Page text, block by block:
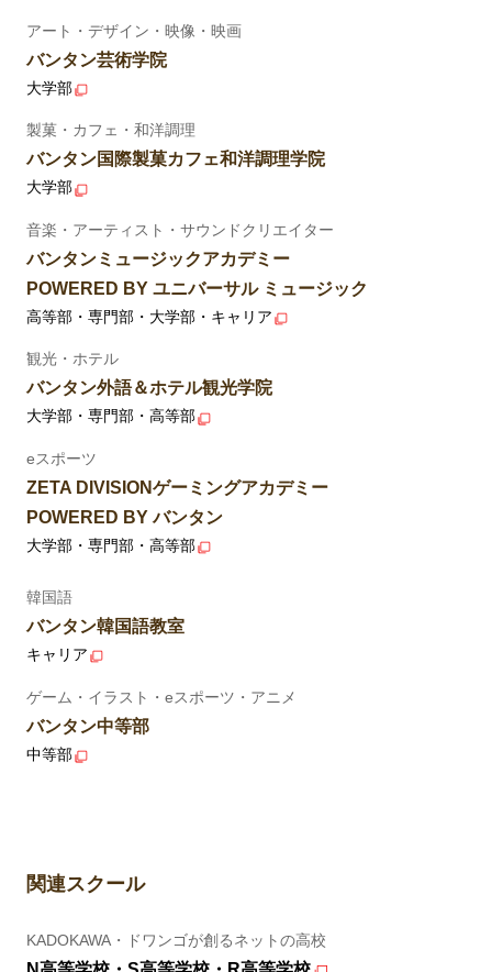
アート・デザイン・映像・映画
バンタン芸術学院
大学部
製菓・カフェ・和洋調理
バンタン国際製菓カフェ和洋調理学院
大学部
音楽・アーティスト・サウンドクリエイター
バンタンミュージックアカデミー
POWERED BY ユニバーサル ミュージック
高等部・専門部・大学部・キャリア
観光・ホテル
バンタン外語＆ホテル観光学院
大学部・専門部・高等部
eスポーツ
ZETA DIVISIONゲーミングアカデミー
POWERED BY バンタン
大学部・専門部・高等部
韓国語
バンタン韓国語教室
キャリア
ゲーム・イラスト・eスポーツ・アニメ
バンタン中等部
中等部
関連スクール
KADOKAWA・ドワンゴが創るネットの高校